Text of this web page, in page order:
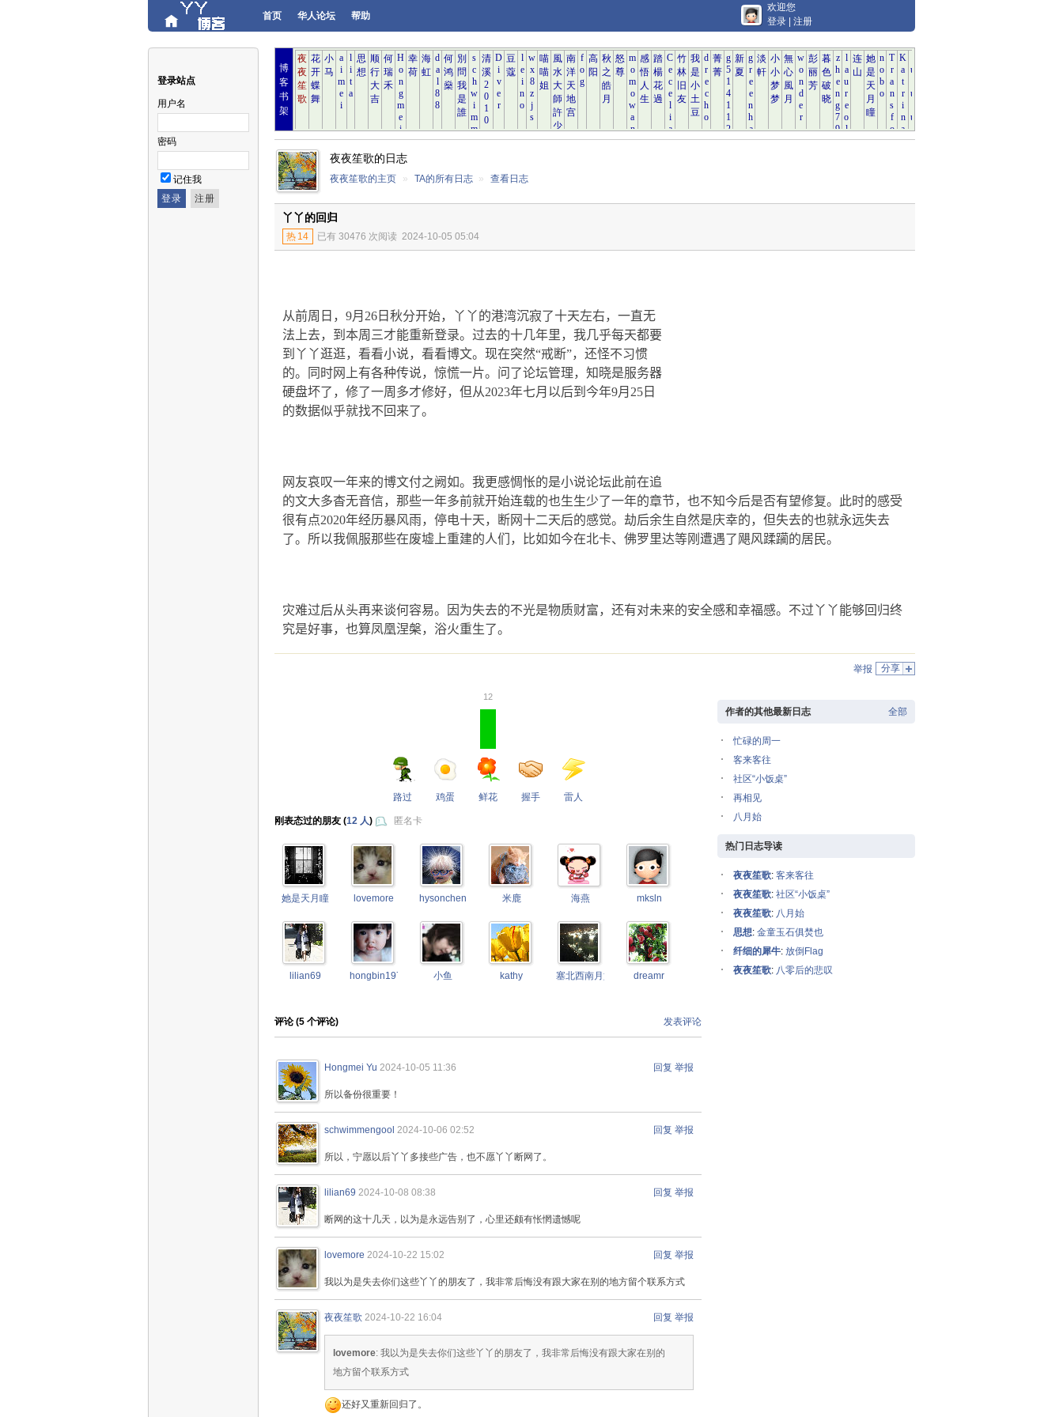
首页 华人论坛 帮助
欢迎您
登录
注册
登录站点
用户名
密码
记住我
博
客
书
架
夜夜笙歌的日志
夜夜笙歌的主页 » TA的所有日志 » 查看日志
丫丫的回归
热 14 已有 30476 次阅读 2024-10-05 05:04
从前周日， 9月 26 日秋分开始，丫丫的港湾沉寂了十天左右，一直无
法上去，到本周三才能重新登录。过去的十几年里，我几乎每天都要
到丫丫逛逛，看看小说，看看博文。现在突然“戒断”，还怪不习惯
的。同时网上有各种传说，惊慌一片。问了论坛管理，知晓是服务器
硬盘坏了，修了一周多才修好，但从2023年七月以后到今年9月 25 日
的数据似乎就找不回来了。
网友哀叹一年来的博文付之阙如。我更感惆怅的是小说论坛此前在追
的文大多杳无音信，那些一年多前就开始连载的也生生少了一年的章节，也不知今后是否有望修复。此时的感受
很有点2020年经历暴风雨，停电十天，断网十二天后的感觉。劫后余生自然是庆幸的，但失去的也就永远失去
了。所以我佩服那些在废墟上重建的人们，比如如今在北卡、佛罗里达等刚遭遇了飓风蹂躏的居民。
灾难过后从头再来谈何容易。因为失去的不光是物质财富，还有对未来的安全感和幸福感。不过丫丫能够回归终
究是好事，也算凤凰涅槃，浴火重生了。
分享
举报
路过 鸡蛋
12
鲜花 握手 雷人
刚表态过的朋友 (12 人) 匿名卡
她是天月瞳 lovemore hysonchen 米鹿 海燕 mksln
lilian69 hongbin1976 小鱼 kathy 塞北西南月如霜 dreamr
发表评论
评论 (5 个评论)
回复 举报
Hongmei Yu 2024-10-05 11:36
所以备份很重要！
回复 举报
schwimmengool 2024-10-06 02:52
所以，宁愿以后丫丫多接些广告，也不愿丫丫断网了。
回复 举报
lilian69 2024-10-08 08:38
断网的这十几天，以为是永远告别了，心里还颇有怅惘遗憾呢
回复 举报
lovemore 2024-10-22 15:02
我以为是失去你们这些丫丫的朋友了，我非常后悔没有跟大家在别的地方留个联系方式
回复 举报
夜夜笙歌 2024-10-22 16:04
lovemore: 我以为是失去你们这些丫丫的朋友了，我非常后悔没有跟大家在别的
地方留个联系方式
还好又重新回归了。
全部
作者的其他最新日志
忙碌的周一
客来客往
社区“小饭桌”
再相见
八月始
热门日志导读
夜夜笙歌: 客来客往
夜夜笙歌: 社区“小饭桌”
夜夜笙歌: 八月始
思想: 金童玉石俱焚也
纤细的犀牛: 放倒Flag
夜夜笙歌: 八零后的悲叹